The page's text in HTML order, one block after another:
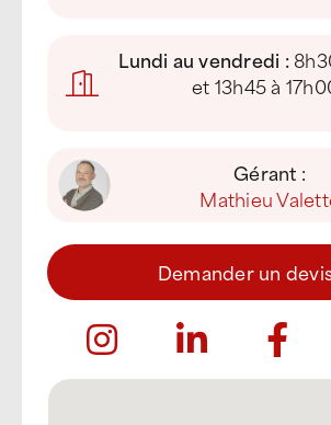
Lundi au vendredi :
et 13h45 à
Gérant :
Mathieu
Demander un